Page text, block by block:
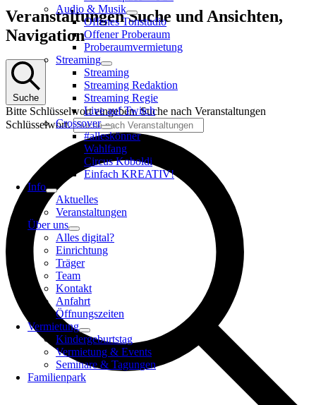
Audio & Musik
Offenes Tonstudio
Offener Proberaum
Proberaumvermietung
Streaming
Streaming
Streaming Redaktion
Streaming Regie
Live auf Twitch
Crossover
#alleskönner
Wahlfang
Circus Koboldi
Einfach KREATIV!
Info
Aktuelles
Veranstaltungen
Über uns
Alles digital?
Einrichtung
Träger
Team
Kontakt
Anfahrt
Öffnungszeiten
Vermietung
Kindergeburtstag
Vermietung & Events
Seminare & Tagungen
Familienpark
Veranstaltungen
Veranstaltungen Suche und Ansichten,
Navigation
Suche
Bitte Schlüsselwort eingeben. Suche nach Veranstaltungen
Schlüsselwort.